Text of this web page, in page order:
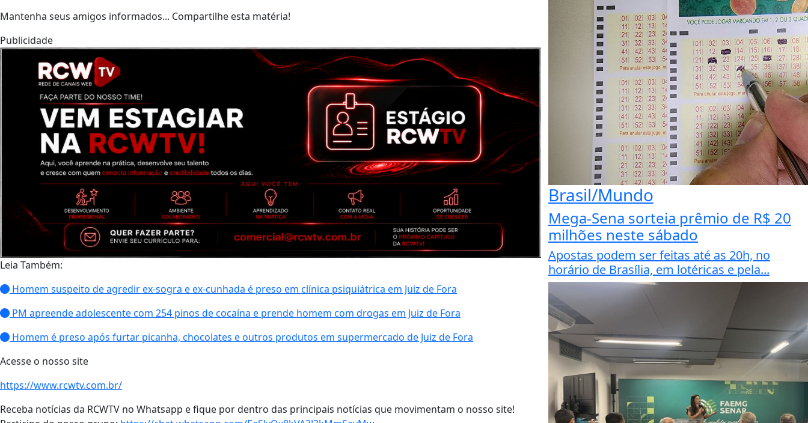
Mantenha seus amigos informados... Compartilhe esta matéria!
Publicidade
Leia Também:
Homem suspeito de agredir ex-sogra e ex-cunhada é preso em clínica psiquiátrica em Juiz de Fora
PM apreende adolescente com 254 pinos de cocaína e prende homem com drogas em Juiz de Fora
Homem é preso após furtar picanha, chocolates e outros produtos em supermercado de Juiz de Fora
Acesse o nosso site
https://www.rcwtv.com.br/
Receba notícias da RCWTV no Whatsapp e fique por dentro das principais notícias que movimentam o nosso site!
Brasil/Mundo
Mega-Sena sorteia prêmio de R$ 20
milhões neste sábado
Apostas podem ser feitas até as 20h, no
horário de Brasília, em lotéricas e pela...